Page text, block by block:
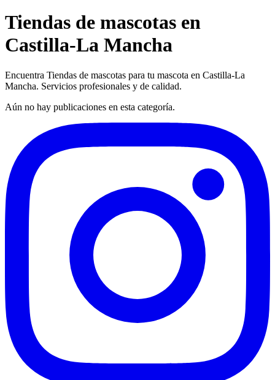
Tiendas de mascotas en
Castilla-La Mancha
Encuentra Tiendas de mascotas para tu mascota en Castilla-La
Mancha. Servicios profesionales y de calidad.
Aún no hay publicaciones en esta categoría.